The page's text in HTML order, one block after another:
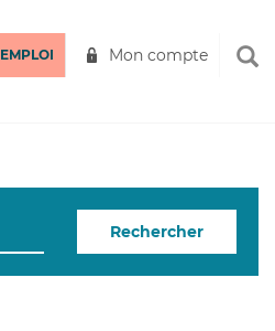
EMPLOI Mon compte
Rechercher